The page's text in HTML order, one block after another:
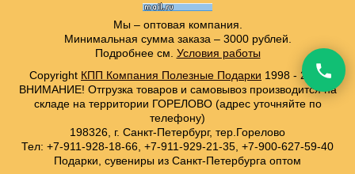
Мы – оптовая компания.
Минимальная сумма заказа – 3000 рублей.
Подробнее см. Условия работы
Copyright КПП Компания Полезные Подарки 1998 - 2021
ВНИМАНИЕ! Отгрузка товаров и самовывоз производится на
складе на территории ГОРЕЛОВО (адрес уточняйте по
телефону)
198326, г. Санкт-Петербург, тер.Горелово
Тел: +7-911-928-18-66, +7-911-929-21-35, +7-900-627-59-40
Подарки, сувениры из Санкт-Петербурга оптом